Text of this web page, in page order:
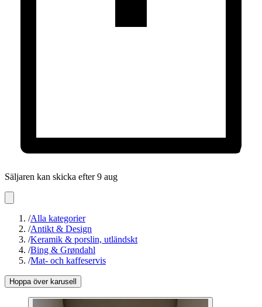
Säljaren kan skicka efter 9 aug
/Alla kategorier
/Antikt & Design
/Keramik & porslin, utländskt
/Bing & Grøndahl
/Mat- och kaffeservis
Hoppa över karusell